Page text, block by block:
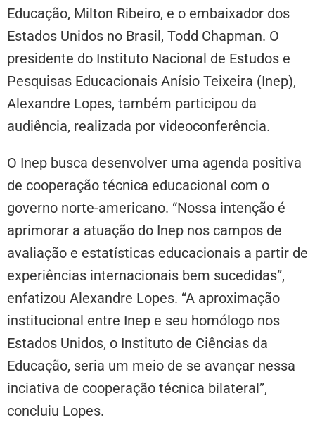
Educação, Milton Ribeiro, e o embaixador dos
Estados Unidos no Brasil, Todd Chapman. O
presidente do Instituto Nacional de Estudos e
Pesquisas Educacionais Anísio Teixeira (Inep),
Alexandre Lopes, também participou da
audiência, realizada por videoconferência.
O Inep busca desenvolver uma agenda positiva
de cooperação técnica educacional com o
governo norte-americano. “Nossa intenção é
aprimorar a atuação do Inep nos campos de
avaliação e estatísticas educacionais a partir de
experiências internacionais bem sucedidas”,
enfatizou Alexandre Lopes. “A aproximação
institucional entre Inep e seu homólogo nos
Estados Unidos, o Instituto de Ciências da
Educação, seria um meio de se avançar nessa
inciativa de cooperação técnica bilateral”,
concluiu Lopes.